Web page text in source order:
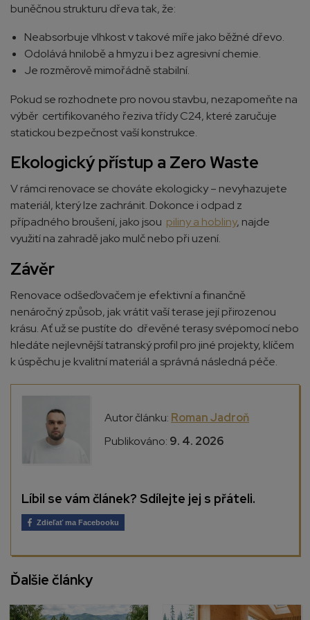
buněčnou strukturu dřeva tak, že:
Neabsorbuje vlhkost v takové míře jako běžné dřevo.
Odolává hnilobě a hmyzu i bez agresivní chemie.
Je rozměrově mimořádně stabilní.
Pokud se rozhodnete pro novou stavbu, nezapomeňte na
výběr certifikovaného řeziva třídy C24, které zaručuje
statickou bezpečnost vaší konstrukce.
Ekologický přístup a Zero Waste
V rámci renovace se chováte ekologicky – nevyhazujete
materiál, který lze zachránit. Dokonce i odpad z
případného broušení, jako jsou piliny a hobliny, najde
využití na zahradě jako mulč nebo při uzení.
Závěr
Renovace odšeďovačem je efektivní a finančně
nenáročný způsob, jak vrátit vaší terase její přirozenou
krásu. Ať už se pustíte do dřevěné terasy svépomocí nebo
hledáte nejlevnější tatranský profil pro jiné projekty, klíčem
k úspěchu je kvalitní materiál a správná následná péče.
Autor článku: Roman Jadroň
Publikováno: 9. 4. 2026
Líbil se vám článek? Sdílejte jej s přáteli.
Zdieľať ma Facebooku
Ďalšie články